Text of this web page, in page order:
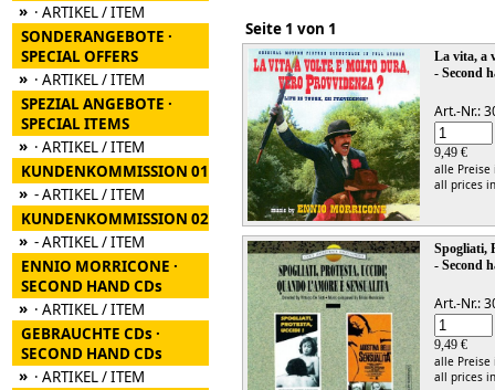
» · ARTIKEL / ITEM
SONDERANGEBOTE ·
SPECIAL OFFERS
» · ARTIKEL / ITEM
SPEZIAL ANGEBOTE ·
SPECIAL ITEMS
» · ARTIKEL / ITEM
KUNDENKOMMISSION 01
» - ARTIKEL / ITEM
KUNDENKOMMISSION 02
» - ARTIKEL / ITEM
ENNIO MORRICONE ·
SECOND HAND CDs
» · ARTIKEL / ITEM
GEBRAUCHTE CDs ·
SECOND HAND CDs
» · ARTIKEL / ITEM
Seite 1 von 1
La vita, a
- Second
Art.-Nr.:
9,49 €
alle
all prices
Spogliati,
- Second
Art.-Nr.:
9,49 €
alle
all prices